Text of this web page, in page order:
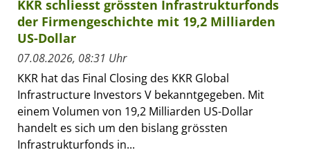
KKR schliesst grössten Infrastrukturfonds
der Firmengeschichte mit 19,2 Milliarden
US-Dollar
07.08.2026, 08:31 Uhr
KKR hat das Final Closing des KKR Global
Infrastructure Investors V bekanntgegeben. Mit
einem Volumen von 19,2 Milliarden US-Dollar
handelt es sich um den bislang grössten
Infrastrukturfonds in...